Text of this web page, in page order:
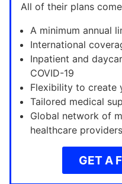
All of their plans
A minimum annual
International
Inpatient and
COVID-19
Flexibility to create
Tailored medical
Global network of
healthcare providers
GET A